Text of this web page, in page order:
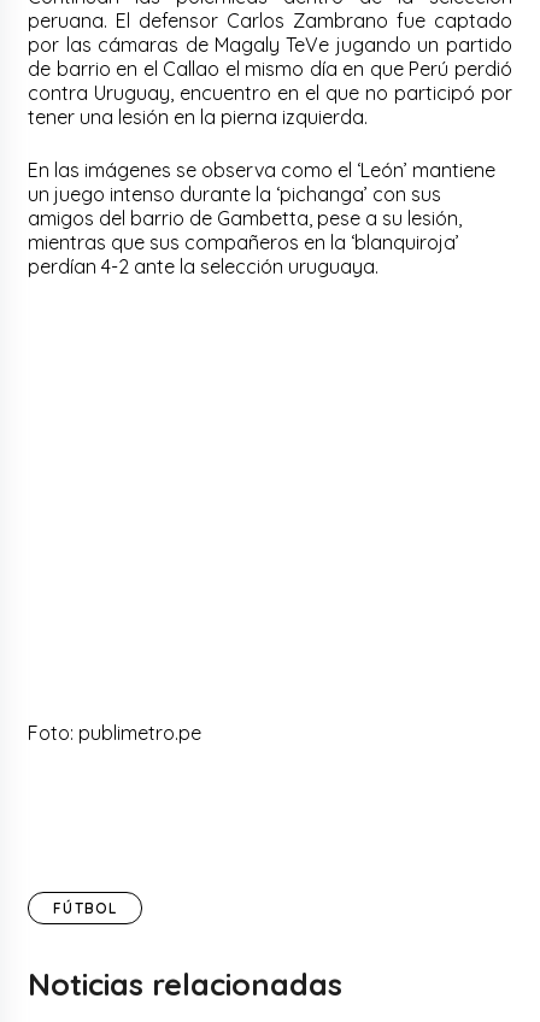
peruana. El defensor Carlos Zambrano fue captado
por las cámaras de Magaly TeVe jugando un partido
de barrio en el Callao el mismo día en que Perú perdió
contra Uruguay, encuentro en el que no participó por
tener una lesión en la pierna izquierda.
En las imágenes se observa como el ‘León’ mantiene
un juego intenso durante la ‘pichanga’ con sus
amigos del barrio de Gambetta, pese a su lesión,
mientras que sus compañeros en la ‘blanquiroja’
perdían 4-2 ante la selección uruguaya.
Foto: publimetro.pe
FÚTBOL
Noticias relacionadas